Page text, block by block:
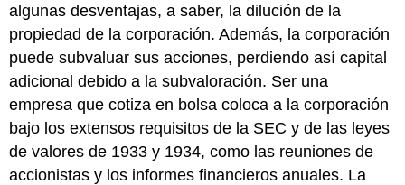
algunas desventajas, a saber, la dilución de la
propiedad de la corporación. Además, la corporación
puede subvaluar sus acciones, perdiendo así capital
adicional debido a la subvaloración. Ser una
empresa que cotiza en bolsa coloca a la corporación
bajo los extensos requisitos de la SEC y de las leyes
de valores de 1933 y 1934, como las reuniones de
accionistas y los informes financieros anuales. La